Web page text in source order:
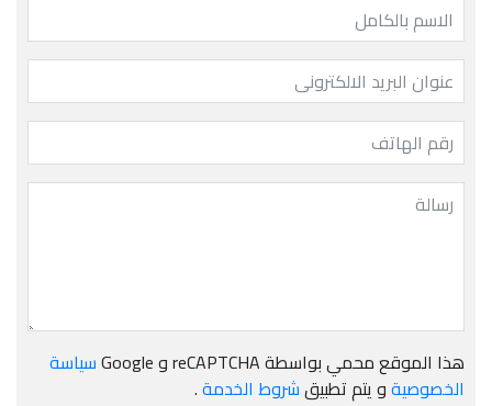
هذا الموقع محمي بواسطة reCAPTCHA و Google
سياسة
الخصوصيةو يتم تطبيقشروط الخدمة.